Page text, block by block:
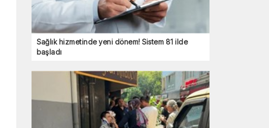
Sağlık hizmetinde yeni dönem! Sistem 81 ilde
başladı